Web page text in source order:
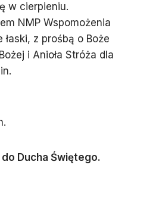
w cierpieniu.
NMP Wspomożenia
z prośbą o Boże
i Anioła Stróża dla
Ducha Świętego.